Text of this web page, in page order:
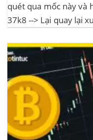
quét qua mốc này và
37k8 --> Lại quay lại
một nửa Bitcoin làm...